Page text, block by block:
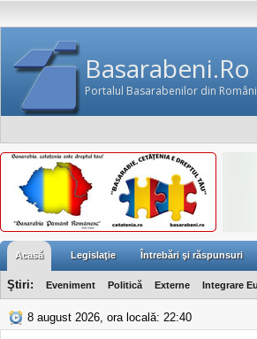
Basarabeni.Ro
Portalul Basarabenilor din
Acasă Legislaţie Întrebări şi răspunsuri
Ştiri: Eveniment Politică Externe Integrare
8 august 2026, ora locală: 22:40